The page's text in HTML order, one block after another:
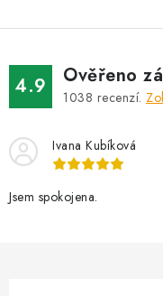
4.9 Ověřeno
1038 recenzí.
Ivana Kubíková
Jsem spokojena.